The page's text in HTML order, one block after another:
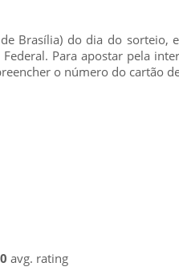
Brasília) do dia do sorteio,
Para apostar pela
o número do cartão
0 avg. rating